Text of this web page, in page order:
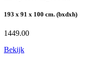
193 x 91 x 100 cm. (bxdxh)
1449.00
Bekijk